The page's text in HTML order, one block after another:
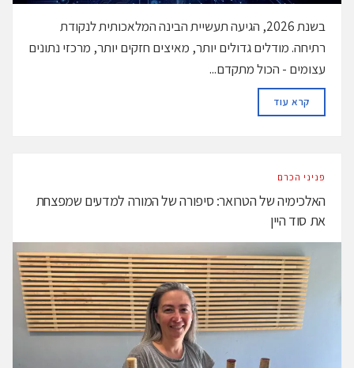
בשנת 2026, הגיעה תעשיית הבינה המלאכותית לנקודת
רתיחה. מודלים גדולים יותר, מאיצים חזקים יותר, מרכזי נתונים
עצומים - הכול מתקדם...
קרא עודDETAILS
פניני הכרם
האלכימיה של הטרואר: סיפורה של המורה למדעים שמפצחת
את סוד היין